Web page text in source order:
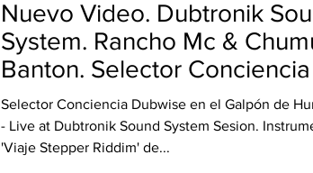
Nuevo Video. Dubtronik
System. Rancho Mc &
Banton. Selector
the controls
Selector Conciencia Dubwise en el Galpón de Hurlingham.
- Live at Dubtronik Sound System Sesion.
'Viaje Stepper Riddim' de...